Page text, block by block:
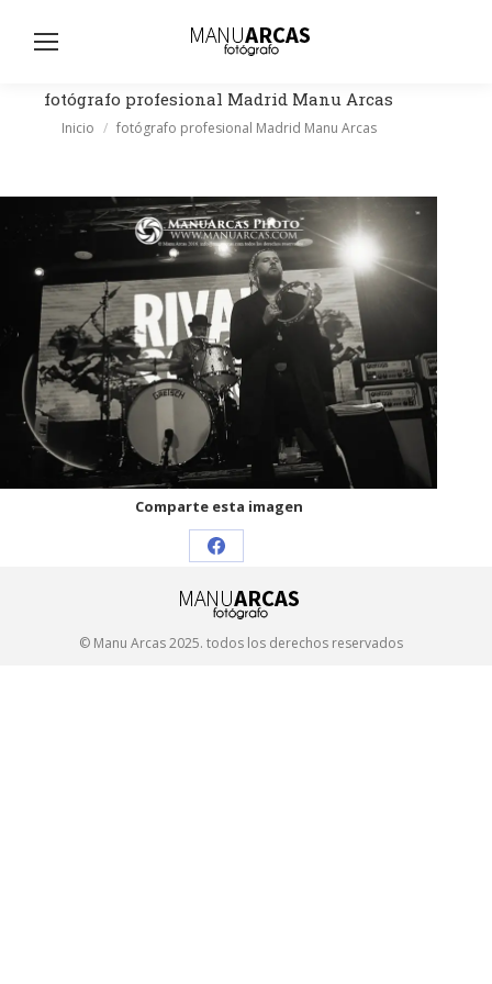
fotógrafo profesional Madrid Manu Arcas
Estás aquí:
Inicio fotógrafo profesional Madrid Manu Arcas
Comparte esta imagen
Share
on
Facebook
© Manu Arcas 2025. todos los derechos reservados